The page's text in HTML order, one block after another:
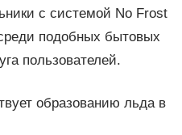
с системой No Frost
подобных бытовых
пользователей.
образованию льда в